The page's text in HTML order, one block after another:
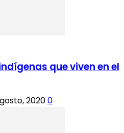
que viven en el
20200